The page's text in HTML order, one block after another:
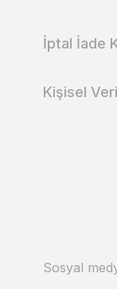
İptal İade
Kişisel
Sosyal